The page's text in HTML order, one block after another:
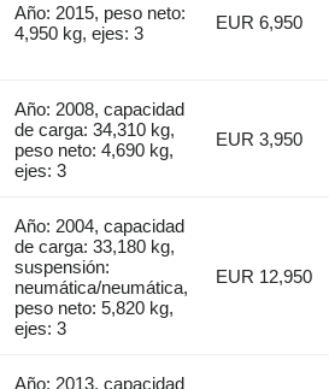
Año: 2015, peso neto:
4,950 kg, ejes: 3
EUR 6,950
Año: 2008, capacidad
de carga: 34,310 kg,
peso neto: 4,690 kg,
ejes: 3
EUR 3,950
Año: 2004, capacidad
de carga: 33,180 kg,
suspensión:
neumática/neumática,
peso neto: 5,820 kg,
ejes: 3
EUR 12,950
Año: 2013, capacidad